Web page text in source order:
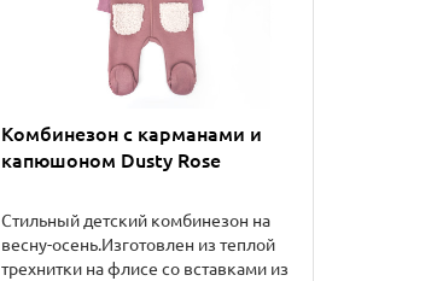
Комбинезон с карманами и
капюшоном Dusty Rose
Стильный детский комбинезон на
весну-осень.Изготовлен из теплой
трехнитки на флисе со вставками из